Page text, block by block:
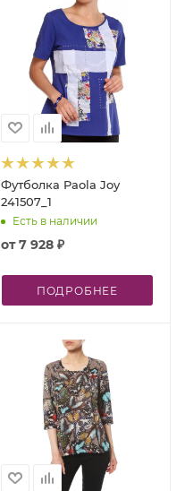
Футболка Paola Joy
241507_1
Есть в наличии
от7 928 ₽
ПОДРОБНЕЕ